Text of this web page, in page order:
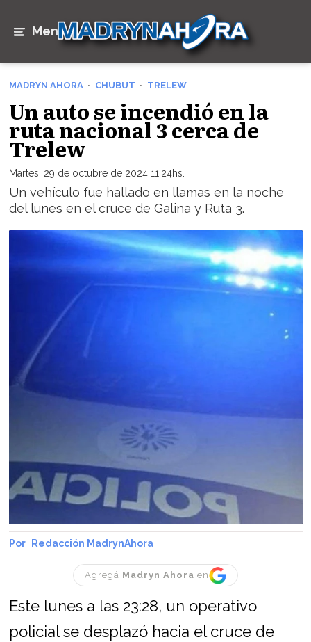
Menú
MADRYN AHORA CHUBUT TRELEW
Un auto se incendió en la
ruta nacional 3 cerca de
Trelew
Martes, 29 de octubre de 2024 11:24hs.
Un vehículo fue hallado en llamas en la noche
del lunes en el cruce de Galina y Ruta 3.
Redacción MadrynAhora
Agregá Madryn Ahora en
Este lunes a las 23:28, un operativo
policial se desplazó hacia el cruce de